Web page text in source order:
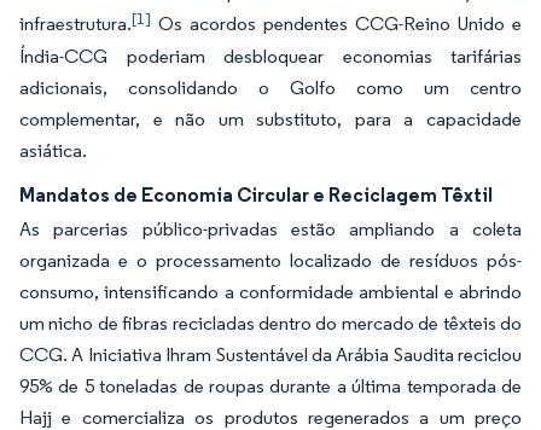
infraestrutura.[1] Os acordos pendentes CCG-Reino Unido e
Índia-CCG poderiam desbloquear economias tarifárias
adicionais, consolidando o Golfo como um centro
complementar, e não um substituto, para a capacidade
asiática.
Mandatos de Economia Circular e Reciclagem Têxtil
As parcerias público-privadas estão ampliando a coleta
organizada e o processamento localizado de resíduos pós-
consumo, intensificando a conformidade ambiental e abrindo
um nicho de fibras recicladas dentro do mercado de têxteis do
CCG. A Iniciativa Ihram Sustentável da Arábia Saudita reciclou
95% de 5 toneladas de roupas durante a última temporada de
Hajj e comercializa os produtos regenerados a um preço